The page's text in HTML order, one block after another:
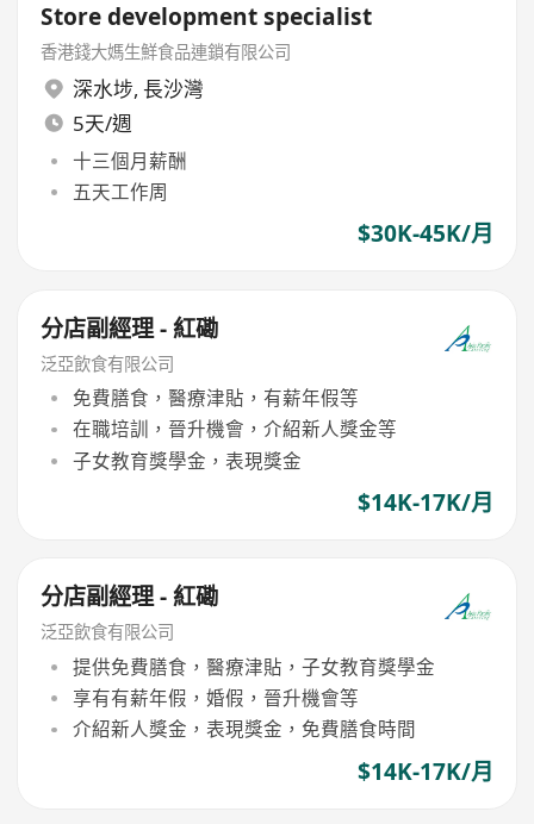
Store development specialist
香港錢大媽生鮮食品連鎖有限公司
深水埗, 長沙灣
5天/週
十三個月薪酬
五天工作周
$30K-45K/月
分店副經理 - 紅磡
泛亞飲食有限公司
免費膳食，醫療津貼，有薪年假等
在職培訓，晉升機會，介紹新人獎金等
子女教育獎學金，表現獎金
$14K-17K/月
分店副經理 - 紅磡
泛亞飲食有限公司
提供免費膳食，醫療津貼，子女教育獎學金
享有有薪年假，婚假，晉升機會等
介紹新人獎金，表現獎金，免費膳食時間
$14K-17K/月